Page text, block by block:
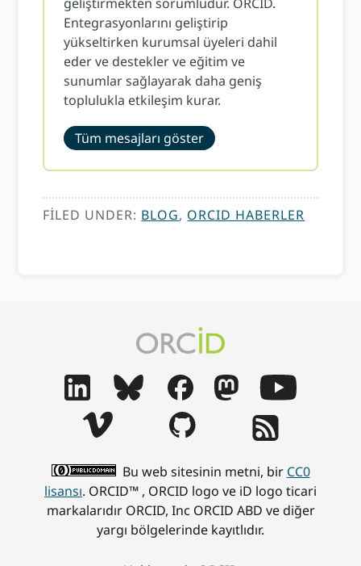
Entegrasyonlarını geliştirip
yükseltirken kurumsal üyeleri dahil
eder ve destekler ve eğitim ve
sunumlar sağlayarak daha geniş
toplulukla etkileşim kurar.
Tüm mesajları göster
FILED UNDER: BLOG, ORCID HABERLER
Bu web sitesinin metni, bir CC0
lisansı. ORCID™ , ORCID logo ve iD logo ticari
markalarıdır ORCID, Inc ORCID ABD ve diğer
yargı bölgelerinde kayıtlıdır.